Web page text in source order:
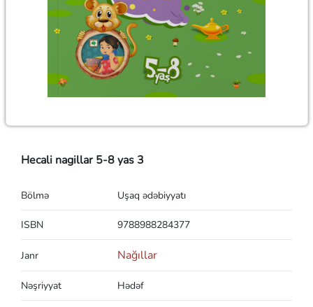
Hecali nagillar 5-8 yas 3
Bölmə Uşaq ədəbiyyatı
ISBN 9788988284377
Janr Nağıllar
Nəşriyyat Hədəf